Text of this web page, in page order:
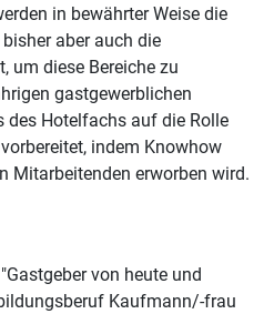
in bewährter Weise die
aber auch die
um diese Bereiche zu
gastgewerblichen
des Hotelfachs auf die Rolle
indem Knowhow
Mitarbeitenden erworben wird.
von heute und
Kaufmann/-frau